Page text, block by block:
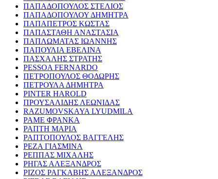
ΠΑΠΑΔΟΠΟΥΛΟΣ ΣΤΕΛΙΟΣ
ΠΑΠΑΔΟΠΟΥΛΟΥ ΔΗΜΗΤΡΑ
ΠΑΠΑΠΕΤΡΟΣ ΚΩΣΤΑΣ
ΠΑΠΑΣΤΑΘΗ ΑΝΑΣΤΑΣΙΑ
ΠΑΠΛΩΜΑΤΑΣ ΙΩΑΝΝΗΣ
ΠΑΠΟΥΛΙΑ ΕΒΕΛΙΝΑ
ΠΑΣΧΑΛΗΣ ΣΤΡΑΤΗΣ
PESSOA FERNARDO
ΠΕΤΡΟΠΟΥΛΟΣ ΘΟΔΩΡΗΣ
ΠΕΤΡΟΥΛΑ ΔΗΜΗΤΡΑ
PINTER HAROLD
ΠΡΟΥΣΑΛΙΔΗΣ ΛΕΩΝΙΔΑΣ
RAZUMOVSKAYA LYUDMILA
ΡΑΜΕ ΦΡΑΝΚΑ
ΡΑΠΤΗ ΜΑΡΙΑ
ΡΑΠΤΟΠΟΥΛΟΣ ΒΑΓΓΕΛΗΣ
ΡΕΖΑ ΓΙΑΣΜΙΝΑ
ΡΕΠΠΑΣ ΜΙΧΑΛΗΣ
ΡΗΓΑΣ ΑΛΕΞΑΝΔΡΟΣ
ΡΙΖΟΣ ΡΑΓΚΑΒΗΣ ΑΛΕΞΑΝΔΡΟΣ